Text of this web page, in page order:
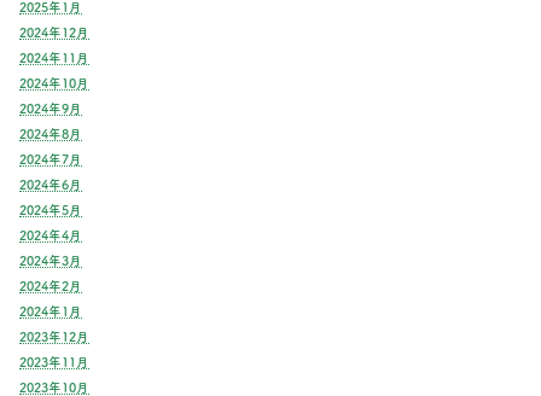
2025年1月
2024年12月
2024年11月
2024年10月
2024年9月
2024年8月
2024年7月
2024年6月
2024年5月
2024年4月
2024年3月
2024年2月
2024年1月
2023年12月
2023年11月
2023年10月